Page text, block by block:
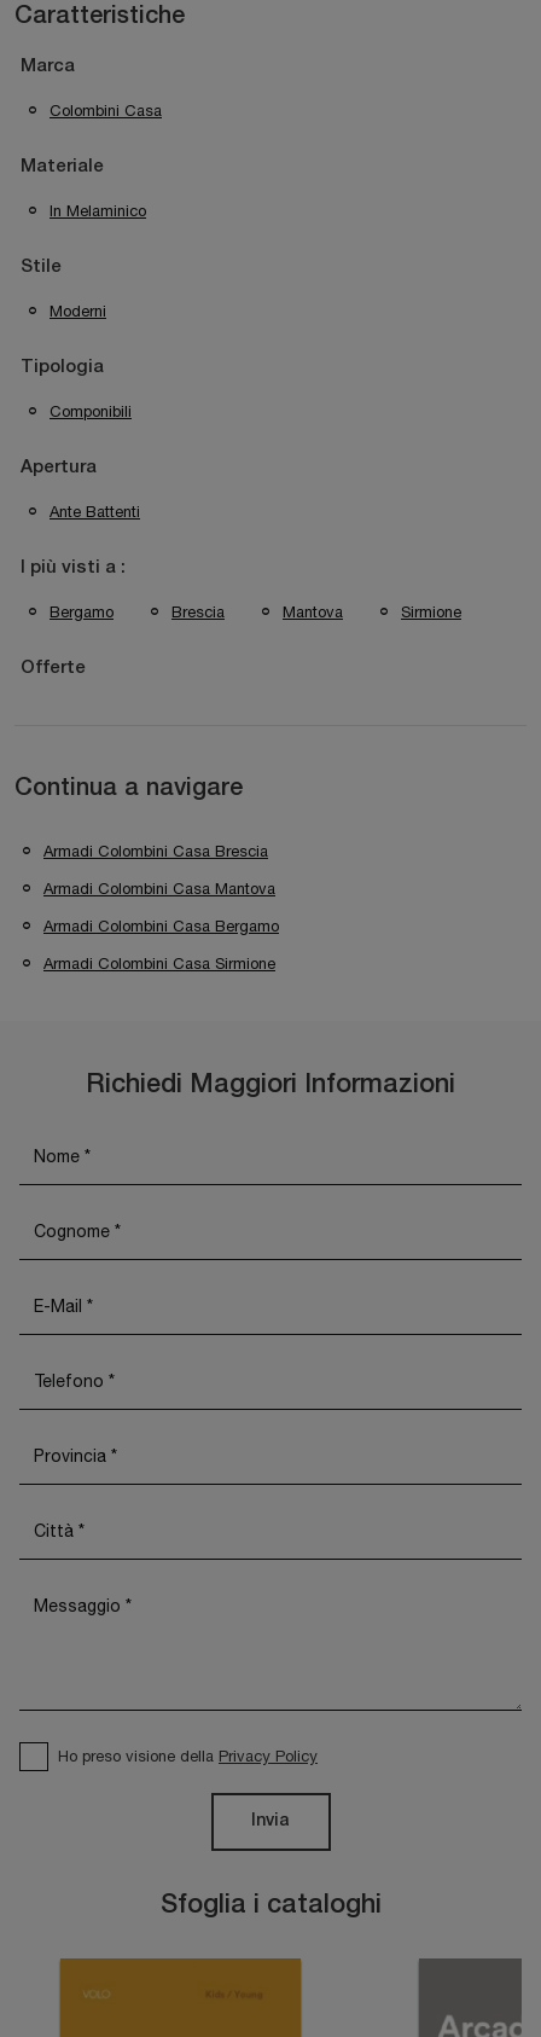
Caratteristiche
Marca
Colombini Casa
Materiale
In Melaminico
Stile
Moderni
Tipologia
Componibili
Apertura
Ante Battenti
I più visti a :
Bergamo Brescia Mantova Sirmione
Offerte
Continua a navigare
Armadi Colombini Casa Brescia
Armadi Colombini Casa Mantova
Armadi Colombini Casa Bergamo
Armadi Colombini Casa Sirmione
Sfoglia i cataloghi
Richiedi Maggiori Informazioni
Ho preso visione della Privacy Policy
Invia